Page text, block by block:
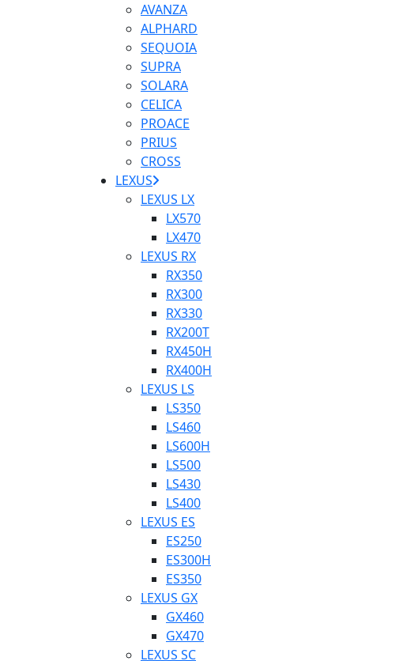
AVANZA
ALPHARD
SEQUOIA
SUPRA
SOLARA
CELICA
PROACE
PRIUS
CROSS
LEXUS
LEXUS LX
LX570
LX470
LEXUS RX
RX350
RX300
RX330
RX200T
RX450H
RX400H
LEXUS LS
LS350
LS460
LS600H
LS500
LS430
LS400
LEXUS ES
ES250
ES300H
ES350
LEXUS GX
GX460
GX470
LEXUS SC